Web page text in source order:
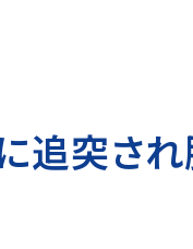
追突さ